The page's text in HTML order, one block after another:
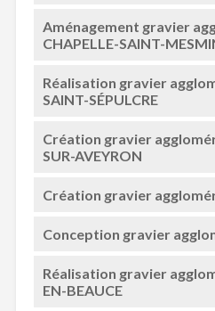
Aménagement gravier
CHAPELLE-SAINT-
Réalisation gravier
SAINT-SÉPULCRE
Création gravier
SUR-AVEYRON
Création gravier
Conception gravier
Réalisation gravier
EN-BEAUCE